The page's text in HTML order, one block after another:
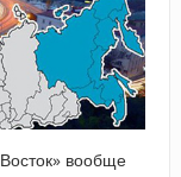
вообще